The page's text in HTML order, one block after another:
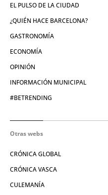
EL PULSO DE LA CIUDAD
¿QUIÉN HACE BARCELONA?
GASTRONOMÍA
ECONOMÍA
OPINIÓN
INFORMACIÓN MUNICIPAL
#BETRENDING
Otras webs
CRÓNICA GLOBAL
CRÓNICA VASCA
CULEMANÍA